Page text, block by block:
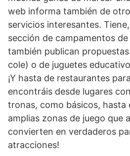
web informa también de
servicios interesantes.
sección de campamentos
también publican
cole) o de juguetes
¡Y hasta de restaurantes
encontráis desde lugares
tronas, como básicos, hasta
amplias zonas de juego que
convierten en verdaderos
atracciones!